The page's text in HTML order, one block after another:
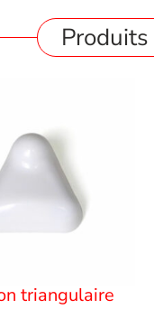
triangulaire